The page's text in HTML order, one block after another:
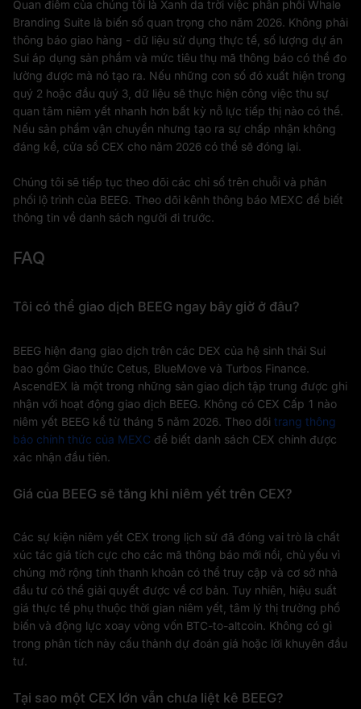
Quan điểm của chúng tôi là Xanh da trời việc phân phối Whale
Branding Suite là biến số quan trọng cho năm 2026. Không phải
thông báo giao hàng - dữ liệu sử dụng thực tế, số lượng dự án
Sui áp dụng sản phẩm và mức tiêu thụ mã thông báo có thể đo
lường được mà nó tạo ra. Nếu những con số đó xuất hiện trong
quý 2 hoặc đầu quý 3, dữ liệu sẽ thực hiện công việc thu sự
quan tâm niêm yết nhanh hơn bất kỳ nỗ lực tiếp thị nào có thể.
Nếu sản phẩm vận chuyển nhưng tạo ra sự chấp nhận không
đáng kể, cửa sổ CEX cho năm 2026 có thể sẽ đóng lại.
Chúng tôi sẽ tiếp tục theo dõi các chỉ số trên chuỗi và phân
phối lộ trình của BEEG. Theo dõi kênh thông báo MEXC để biết
thông tin về danh sách người đi trước.
FAQ
Tôi có thể giao dịch BEEG ngay bây giờ ở đâu?
BEEG hiện đang giao dịch trên các DEX của hệ sinh thái Sui
bao gồm Giao thức Cetus, BlueMove và Turbos Finance.
AscendEX là một trong những sàn giao dịch tập trung được ghi
nhận với hoạt động giao dịch BEEG. Không có CEX Cấp 1 nào
niêm yết BEEG kể từ tháng 5 năm 2026. Theo dõi trang thông
báo chính thức của MEXC để biết danh sách CEX chính được
xác nhận đầu tiên.
Giá của BEEG sẽ tăng khi niêm yết trên CEX?
Các sự kiện niêm yết CEX trong lịch sử đã đóng vai trò là chất
xúc tác giá tích cực cho các mã thông báo mới nổi, chủ yếu vì
chúng mở rộng tính thanh khoản có thể truy cập và cơ sở nhà
đầu tư có thể giải quyết được về cơ bản. Tuy nhiên, hiệu suất
giá thực tế phụ thuộc thời gian niêm yết, tâm lý thị trường phổ
biến và động lực xoay vòng vốn BTC-to-altcoin. Không có gì
trong phân tích này cấu thành dự đoán giá hoặc lời khuyên đầu
tư.
Tại sao một CEX lớn vẫn chưa liệt kê BEEG?